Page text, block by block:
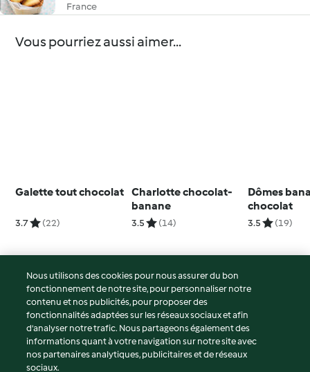
France
Vous pourriez aussi aimer...
Galette tout chocolat
3.7 (22)
Charlotte chocolat-
banane
3.5 (14)
Dômes
chocolat
3.5 (19)
© Copyright 2026
Conditions d'utilisation
Politique de confidentialité
Non-responsabilité
Nous utilisons des cookies pour nous assurer du bon
fonctionnement de notre site, pour personnaliser notre
contenu et nos publicités, pour proposer des
fonctionnalités adaptées sur les réseaux sociaux et afin
d’analyser notre trafic. Nous partageons également des
informations quant à votre navigation sur notre site avec
nos partenaires analytiques, publicitaires et de réseaux
sociaux.